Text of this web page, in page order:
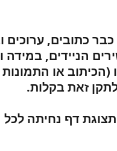
כתובים, ערוכים
הניידים, במידה
או
זאת בקלות.
דף נחיתה